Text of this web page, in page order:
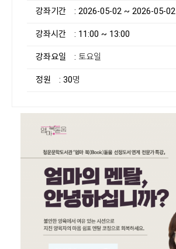
강좌기간 : 2026-05-02 ~ 2026-05-02
강좌시간 : 11:00 ~ 13:00
강좌요일 : 토요일
정원 : 30명